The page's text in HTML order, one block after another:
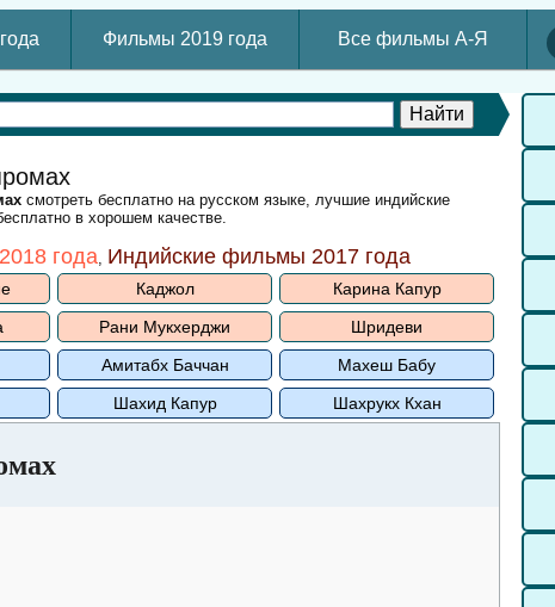
Фильмы 2019 года Все фильмы А-Я
смотреть бесплатно на русском языке, лучшие индийские
в хорошем качестве.
года, Индийские фильмы 2017 года
Каджол
Карина Капур
Рани Мукхерджи
Шридеви
Амитабх Баччан
Махеш Бабу
Шахид Капур Шахрукх Кхан